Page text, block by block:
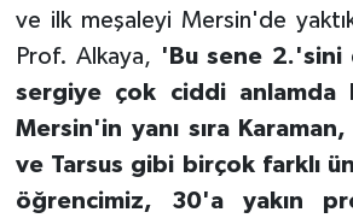
ve ilk meşaleyi Mersin'de
Prof. Alkaya, 'Bu sene 2.'sini
sergiye çok ciddi anlamda
Mersin'in yanı sıra
ve Tarsus gibi birçok farklı
öğrencimiz, 30'a yakın